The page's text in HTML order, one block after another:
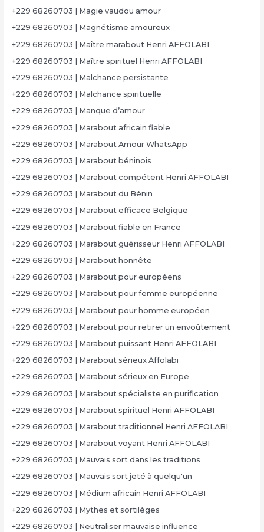
+229 68260703 | Magie vaudou amour
+229 68260703 | Magnétisme amoureux
+229 68260703 | Maître marabout Henri AFFOLABI
+229 68260703 | Maître spirituel Henri AFFOLABI
+229 68260703 | Malchance persistante
+229 68260703 | Malchance spirituelle
+229 68260703 | Manque d’amour
+229 68260703 | Marabout africain fiable
+229 68260703 | Marabout Amour WhatsApp
+229 68260703 | Marabout béninois
+229 68260703 | Marabout compétent Henri AFFOLABI
+229 68260703 | Marabout du Bénin
+229 68260703 | Marabout efficace Belgique
+229 68260703 | Marabout fiable en France
+229 68260703 | Marabout guérisseur Henri AFFOLABI
+229 68260703 | Marabout honnête
+229 68260703 | Marabout pour européens
+229 68260703 | Marabout pour femme européenne
+229 68260703 | Marabout pour homme européen
+229 68260703 | Marabout pour retirer un envoûtement
+229 68260703 | Marabout puissant Henri AFFOLABI
+229 68260703 | Marabout sérieux Affolabi
+229 68260703 | Marabout sérieux en Europe
+229 68260703 | Marabout spécialiste en purification
+229 68260703 | Marabout spirituel Henri AFFOLABI
+229 68260703 | Marabout traditionnel Henri AFFOLABI
+229 68260703 | Marabout voyant Henri AFFOLABI
+229 68260703 | Mauvais sort dans les traditions
+229 68260703 | Mauvais sort jeté à quelqu'un
+229 68260703 | Médium africain Henri AFFOLABI
+229 68260703 | Mythes et sortilèges
+229 68260703 | Neutraliser mauvaise influence